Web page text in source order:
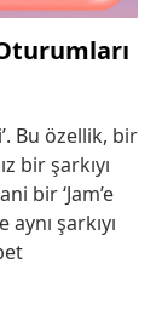
Bu özellik, bir
bir şarkıyı
bir ‘Jam’e
şarkıyı